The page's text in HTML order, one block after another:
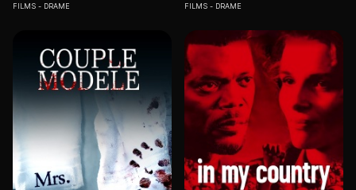
FILMS DRAME FILMS DRAME